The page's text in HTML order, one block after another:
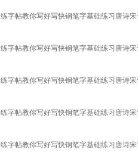
字帖教你写好写快钢笔字基础练习唐诗
字帖教你写好写快钢笔字基础练习唐诗
字帖教你写好写快钢笔字基础练习唐诗
字帖教你写好写快钢笔字基础练习唐诗
字帖教你写好写快钢笔字基础练习唐诗